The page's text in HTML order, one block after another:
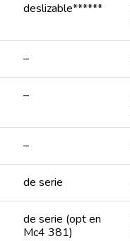
deslizable******
–
–
–
de serie
de serie (opt en
Mc4 381)